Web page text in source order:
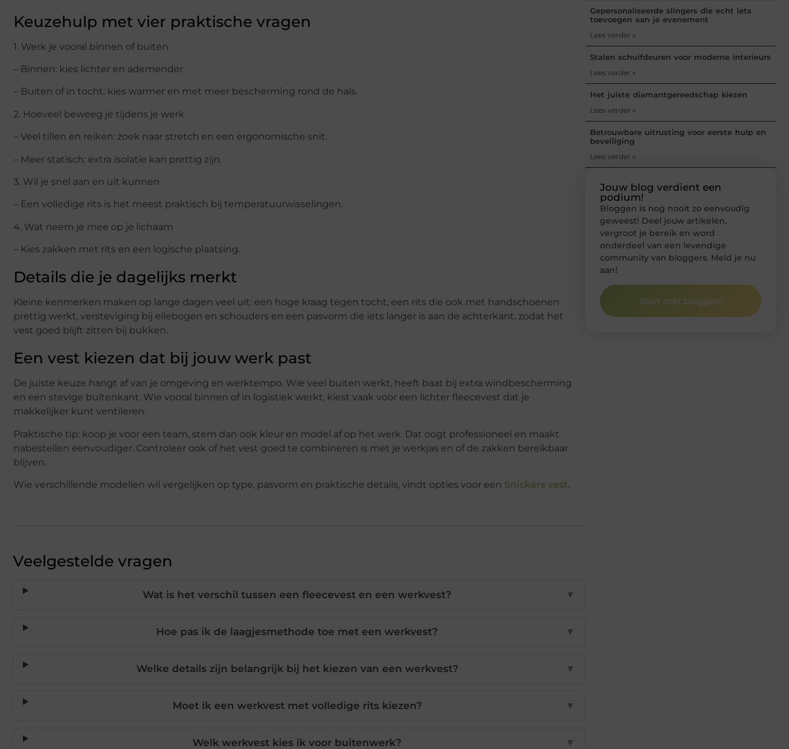
Keuzehulp met vier praktische vragen
1. Werk je vooral binnen of buiten
– Binnen: kies lichter en ademender.
– Buiten of in tocht: kies warmer en met meer bescherming rond de hals.
2. Hoeveel beweeg je tijdens je werk
– Veel tillen en reiken: zoek naar stretch en een ergonomische snit.
– Meer statisch: extra isolatie kan prettig zijn.
3. Wil je snel aan en uit kunnen
– Een volledige rits is het meest praktisch bij temperatuurwisselingen.
4. Wat neem je mee op je lichaam
– Kies zakken met rits en een logische plaatsing.
Details die je dagelijks merkt
Kleine kenmerken maken op lange dagen veel uit: een hoge kraag tegen tocht, een rits die ook met handschoenen
prettig werkt, versteviging bij ellebogen en schouders en een pasvorm die iets langer is aan de achterkant, zodat het
vest goed blijft zitten bij bukken.
Een vest kiezen dat bij jouw werk past
De juiste keuze hangt af van je omgeving en werktempo. Wie veel buiten werkt, heeft baat bij extra windbescherming
en een stevige buitenkant. Wie vooral binnen of in logistiek werkt, kiest vaak voor een lichter fleecevest dat je
makkelijker kunt ventileren.
Praktische tip: koop je voor een team, stem dan ook kleur en model af op het werk. Dat oogt professioneel en maakt
nabestellen eenvoudiger. Controleer ook of het vest goed te combineren is met je werkjas en of de zakken bereikbaar
blijven.
Wie verschillende modellen wil vergelijken op type, pasvorm en praktische details, vindt opties voor een Snickers vest.
Veelgestelde vragen
Wat is het verschil tussen een fleecevest en een werkvest? ▼
Hoe pas ik de laagjesmethode toe met een werkvest? ▼
Welke details zijn belangrijk bij het kiezen van een werkvest? ▼
Moet ik een werkvest met volledige rits kiezen? ▼
Welk werkvest kies ik voor buitenwerk? ▼
Gepersonaliseerde slingers die echt iets
toevoegen aan je evenement
Lees verder »
Stalen schuifdeuren voor moderne interieurs
Lees verder »
Het juiste diamantgereedschap kiezen
Lees verder »
Betrouwbare uitrusting voor eerste hulp en
beveiliging
Lees verder »
Jouw blog verdient een
podium!
Bloggen is nog nooit zo eenvoudig
geweest! Deel jouw artikelen,
vergroot je bereik en word
onderdeel van een levendige
community van bloggers. Meld je nu
aan!
Start met bloggen!